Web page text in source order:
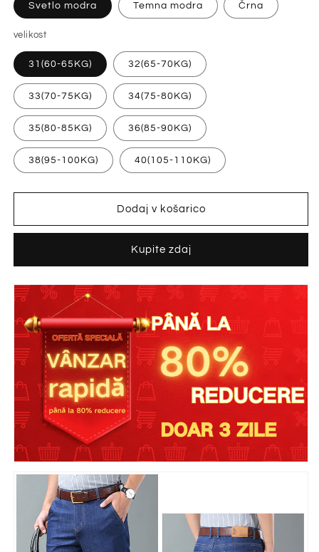
Svetlo modra Temna modra Črna
velikost
31(60-65KG) 32(65-70KG)
33(70-75KG) 34(75-80KG)
35(80-85KG) 36(85-90KG)
38(95-100KG) 40(105-110KG)
Dodaj v košarico
Kupite zdaj